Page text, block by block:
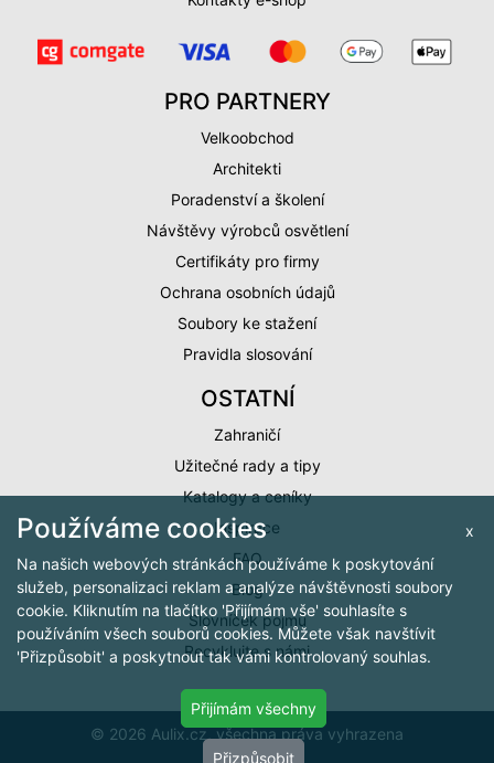
PRO PARTNERY
Velkoobchod
Architekti
Poradenství a školení
Návštěvy výrobců osvětlení
Certifikáty pro firmy
Ochrana osobních údajů
Soubory ke stažení
Pravidla slosování
OSTATNÍ
Zahraničí
Užitečné rady a tipy
Katalogy a ceníky
Inspirace
FAQ
Blog
Slovníček pojmů
Recyklujte s námi
© 2026 Aulix.cz, všechna práva vyhrazena
x
Používáme cookies
Na našich webových stránkách používáme k poskytování
služeb, personalizaci reklam a analýze návštěvnosti soubory
cookie. Kliknutím na tlačítko 'Přijímám vše' souhlasíte s
používáním všech souborů cookies. Můžete však navštívit
'Přizpůsobit' a poskytnout tak vámi kontrolovaný souhlas.
Přijímám všechny
Přizpůsobit